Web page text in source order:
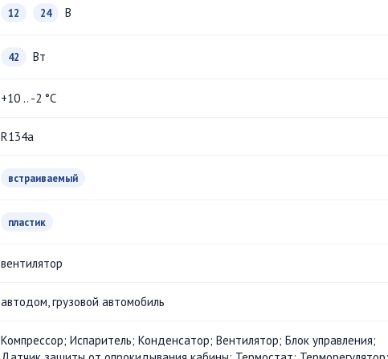
12 24 В
42 Вт
+10 .. -2 °С
R134a
встраиваемый
пластик
вентилятор
автодом, грузовой автомобиль
Компрессор; Испаритель; Конденсатор; Вентилятор; Блок управления;